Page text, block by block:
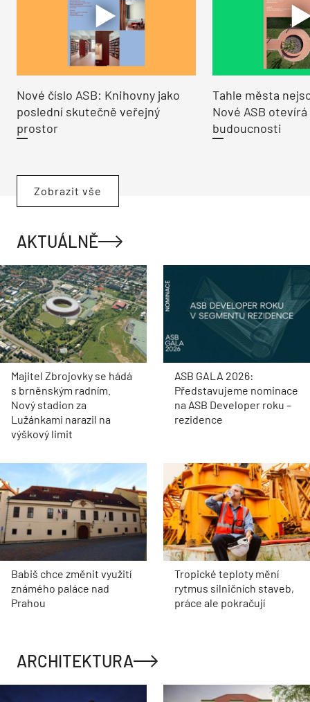
Nové číslo ASB: Knihovny jako
poslední skutečně veřejný
prostor
Tahle města
Nové ASB
budoucnosti
Zobrazit vše
AKTUÁLNĚ
Majitel Zbrojovky se hádá
s brněnským radním.
Nový stadion za
Lužánkami narazil na
výškový limit
ASB GALA 2026:
Představujeme nominace
na ASB Developer roku –
rezidence
Babiš chce změnit využití
známého paláce nad
Prahou
Tropické teploty mění
rytmus silničních staveb,
práce ale pokračují
ARCHITEKTURA